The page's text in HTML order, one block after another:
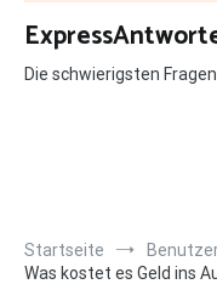
Zum
Inhalt
springen
Die schwierigsten
Startseite
Was kostet es Geld ins